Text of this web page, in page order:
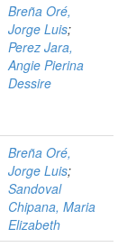
Breña Oré,
Jorge Luis;
Perez Jara,
Angie Pierina
Dessire
Breña Oré,
Jorge Luis;
Sandoval
Chipana, Maria
Elizabeth